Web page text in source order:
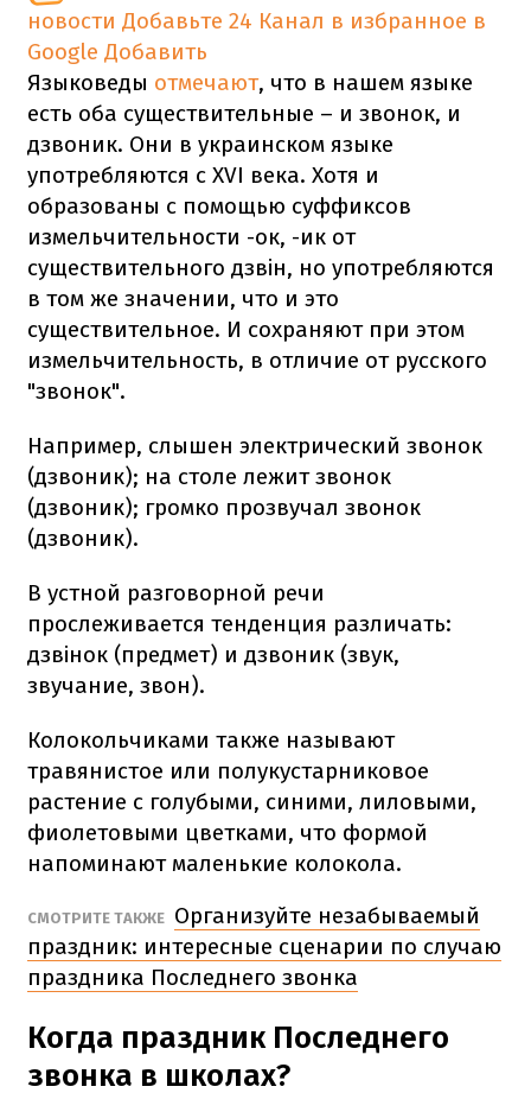
новости Добавьте 24 Канал в избранное в
Google Добавить
Языковеды отмечают, что в нашем языке
есть оба существительные – и звонок, и
дзвоник. Они в украинском языке
употребляются с ХVI века. Хотя и
образованы с помощью суффиксов
измельчительности -ок, -ик от
существительного дзвін, но употребляются
в том же значении, что и это
существительное. И сохраняют при этом
измельчительность, в отличие от русского
"звонок".
Например, слышен электрический звонок
(дзвоник); на столе лежит звонок
(дзвоник); громко прозвучал звонок
(дзвоник).
В устной разговорной речи
прослеживается тенденция различать:
дзвінок (предмет) и дзвоник (звук,
звучание, звон).
Колокольчиками также называют
травянистое или полукустарниковое
растение с голубыми, синими, лиловыми,
фиолетовыми цветками, что формой
напоминают маленькие колокола.
СМОТРИТЕ ТАКЖЕ Организуйте незабываемый
праздник: интересные сценарии по случаю
праздника Последнего звонка
Когда праздник Последнего
звонка в школах?